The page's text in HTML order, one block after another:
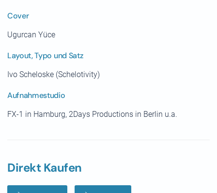
Cover
Ugurcan Yüce
Layout, Typo und Satz
Ivo Scheloske (Schelotivity)
Aufnahmestudio
FX-1 in Hamburg, 2Days Productions in Berlin u.a.
Direkt Kaufen